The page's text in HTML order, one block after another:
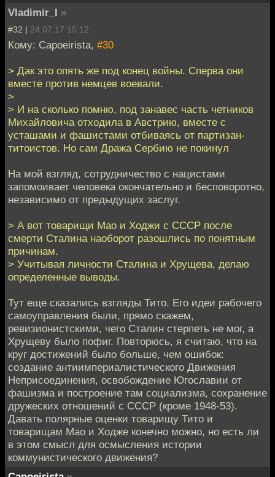
Vladimir_I »
#32 | 24.07.17 15:12
Кому: Capoeirista, #30
> Дак это опять же под конец войны. Сперва они
вместе против немцев воевали.
>
> И на сколько помню, под занавес часть четников
Михайловича отходила в Австрию, вместе с
усташами и фашистами отбиваясь от партизан-
титоистов. Но сам Дража Сербию не покинул
На мой взгляд, сотрудничество с нацистами
запомоивает человека окончательно и бесповоротно,
независимо от предыдущих заслуг.
> А вот товарищи Мао и Ходжи с СССР после
смерти Сталина наоборот разошлись по понятным
причинам.
> Учитывая личности Сталина и Хрущева, делаю
определенные выводы.
Тут еще сказались взгляды Тито. Его идеи рабочего
самоуправления были, прямо скажем,
ревизионистскими, чего Сталин стерпеть не мог, а
Хрущеву было пофиг. Повторюсь, я считаю, что на
круг достижений было больше, чем ошибок:
создание антиимпериалистического Движения
Неприсоединения, освобождение Югославии от
фашизма и построение там социализма, сохранение
дружеских отношений с СССР (кроме 1948-53).
Давать полярные оценки товарищу Тито и
товарищам Мао и Ходже конечно можно, но есть ли
в этом смысл для осмысления истории
коммунистического движения?